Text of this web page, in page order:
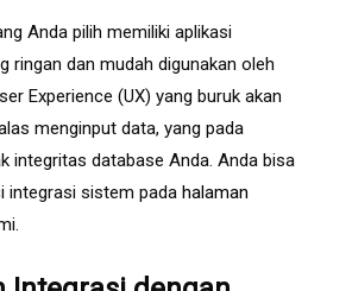
Anda pilih memiliki aplikasi
ringan dan mudah digunakan oleh
Experience (UX) yang buruk akan
menginput data, yang pada
integritas database Anda. Anda bisa
integrasi sistem pada halaman